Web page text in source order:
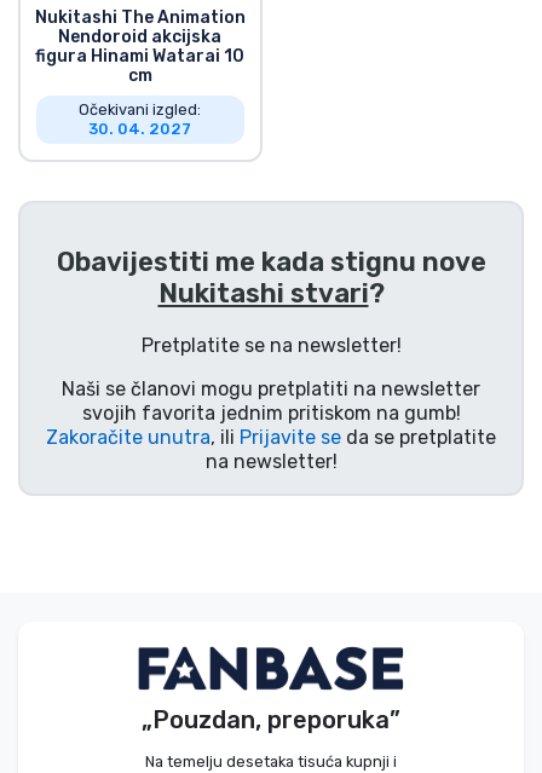
Nukitashi The Animation
Nendoroid akcijska
figura Hinami Watarai 10
cm
Očekivani izgled:
30. 04. 2027
Obavijestiti me kada stignu nove
Nukitashi stvari?
Pretplatite se na newsletter!
Naši se članovi mogu pretplatiti na newsletter
svojih favorita jednim pritiskom na gumb!
Zakoračite unutra, ili Prijavite se da se pretplatite
na newsletter!
„Pouzdan, preporuka”
Na temelju desetaka tisuća kupnji i
Vrste proizvoda
Marke